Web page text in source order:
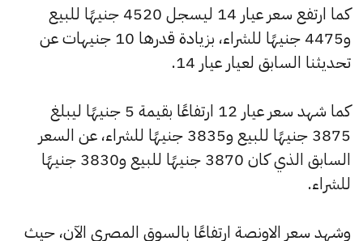
كما ارتفع سعر عيار 14 ليسجل 4520 جنيهًا للبيع
و4475 جنيهًا للشراء، بزيادة قدرها 10 جنيهات عن
تحديثنا السابق لعيار عيار 14.
كما شهد سعر عيار 12 ارتفاعًا بقيمة 5 جنيهًا ليبلغ
3875 جنيهًا للبيع و3835 جنيهًا للشراء، عن السعر
السابق الذي كان 3870 جنيهًا للبيع و3830 جنيهًا
للشراء.
وشهد سعر الاونصة ارتفاعًا بالسوق المصري الآن، حيث